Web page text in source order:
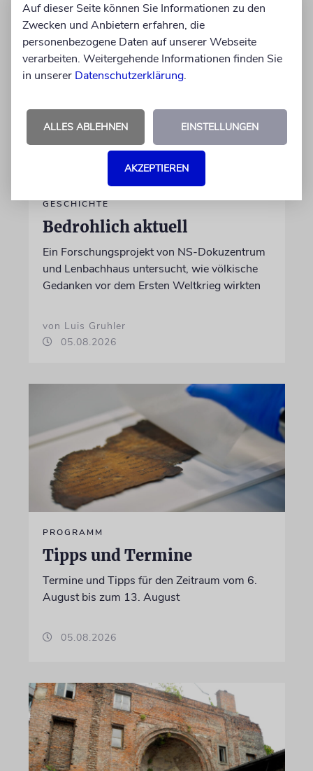
05.08.2026
GESCHICHTE
Bedrohlich aktuell
Ein Forschungsprojekt von NS-Dokuzentrum
und Lenbachhaus untersucht, wie völkische
Gedanken vor dem Ersten Weltkrieg wirkten
von Luis Gruhler
05.08.2026
PROGRAMM
Tipps und Termine
Termine und Tipps für den Zeitraum vom 6.
August bis zum 13. August
05.08.2026
Auf dieser Seite können Sie Informationen zu den
Zwecken und Anbietern erfahren, die
personenbezogene Daten auf unserer Webseite
verarbeiten. Weitergehende Informationen finden Sie
in unserer Datenschutzerklärung.
ALLES ABLEHNEN EINSTELLUNGEN
AKZEPTIEREN